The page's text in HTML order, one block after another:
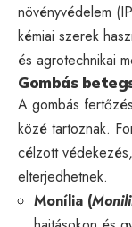
növényvédelem
kémiai szerek
és agrotechnikai
Gombás
A gombás
közé tartoznak.
célzott
elterjedhetnek.
Monília (